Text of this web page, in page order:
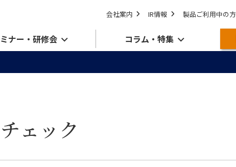
会社案内 IR情報 製品ご利用中の方
ナー・研修会 コラム・特集
ェック